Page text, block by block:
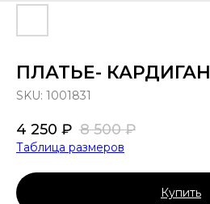
ПЛАТЬЕ- КАРДИГАН
SKU: 1001831
4 250 ₽ 8 500 ₽
Таблица размеров
Купить